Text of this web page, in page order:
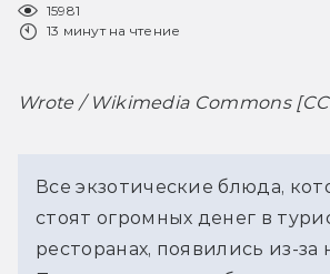
15981
13 минут на чтение
Wrote / Wikimedia Commons [CC
Все экзотические блюда,
стоят огромных денег в
ресторанах, появились из-